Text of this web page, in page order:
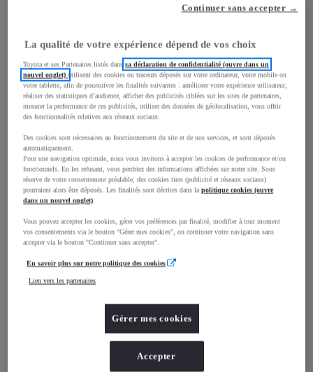
Longueur
3 950mm
Hauteur
1 500
Largeur
1 745mm
Consommation mixte
Émissions CO2
La qualité de votre expérience dépend de vos choix
Toyota et ses Partenaires listés danssa déclaration de confidentialité (ouvre dans un
nouvel onglet)utilisent des cookies ou traceurs déposés sur votre ordinateur, votre mobile ou
votre tablette, afin de poursuivre les finalités suivantes : améliorer votre expérience utilisateur,
réaliser des statistiques d’audience, afficher des publicités ciblées sur les sites de partenaires,
mesurer la performance de ces publicités, utiliser des données de géolocalisation, vous offrir
des fonctionnalités relatives aux réseaux sociaux.
Des cookies sont nécessaires au fonctionnement du site et de nos services, et sont déposés
automatiquement.
Pour une navigation optimale, nous vous invitons à accepter les cookies de performance et/ou
fonctionnels. En les refusant, vous perdriez des informations affichées sur notre site. Sous
réserve de votre consentement préalable, des cookies tiers (publicité et réseaux sociaux)
pourraient alors être déposés. Les finalités sont décrites dans lapolitique cookies (ouvre
dans un nouvel onglet).
Vous pouvez accepter les cookies, gérer vos préférences par finalité, modifier à tout moment
vos consentements via le bouton "Gérer mes cookies", ou continuer votre navigation sans
accepter via le bouton "Continuer sans accepter".
En savoir plus sur notre politique des cookies
Lien vers les partenaires
Gérer mes cookies
Continuer sans accepter →
Accepter